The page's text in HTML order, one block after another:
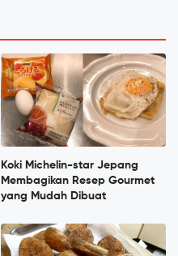
Koki Michelin-star Jepang
Membagikan Resep Gourmet
yang Mudah Dibuat